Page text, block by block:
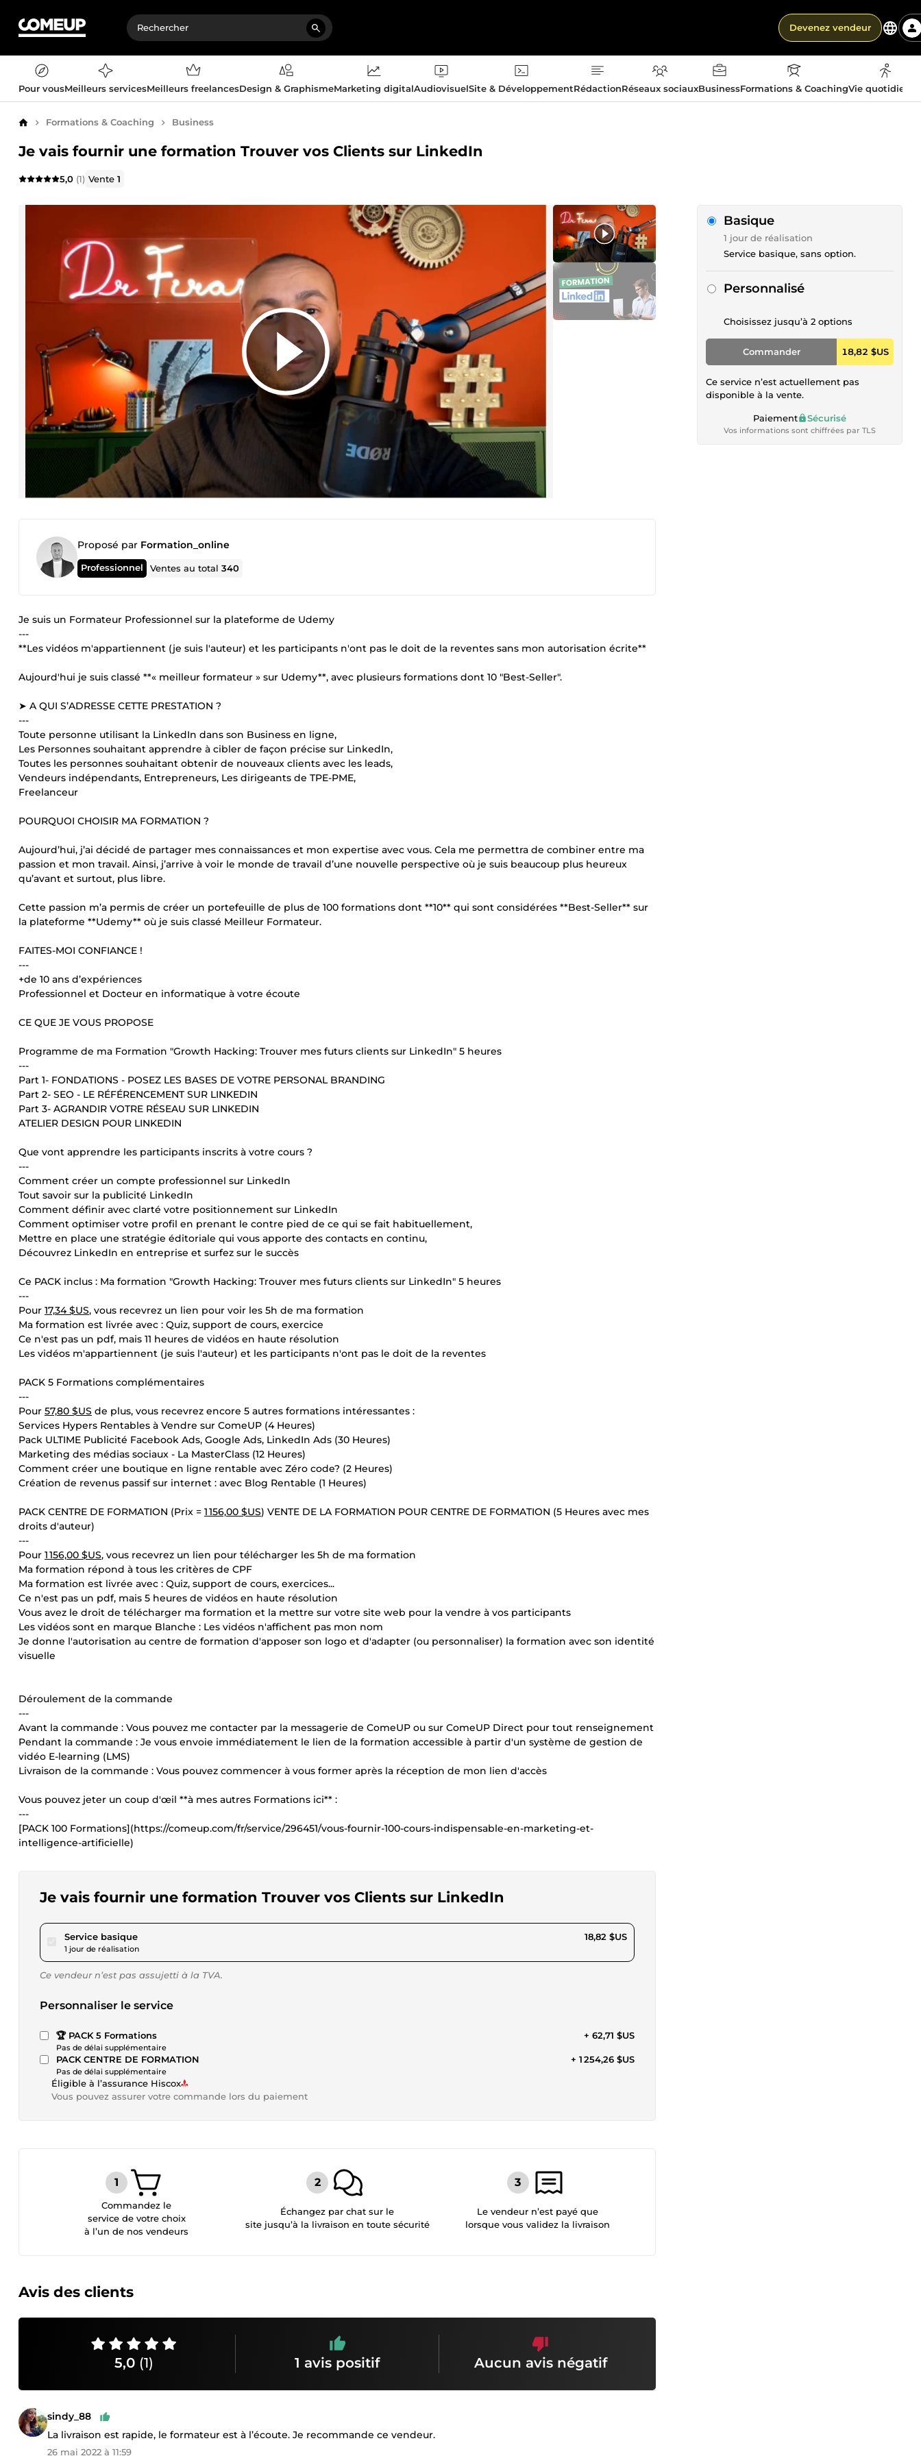
Devenez vendeur
Pour vousMeilleurs servicesMeilleurs freelancesDesign & GraphismeMarketing digitalAudiovisuelSite & DéveloppementRédactionRéseaux sociauxBusinessFormations & CoachingVie
AccueilFormations & Coaching Business
Je vais fournir une formation Trouver vos Clients sur LinkedIn
5,0 (1) Vente1
Proposé par Formation_online
Professionnel Ventes au total340
Je suis un Formateur Professionnel sur la plateforme de Udemy
---
**Les vidéos m'appartiennent (je suis l'auteur) et les participants n'ont pas le doit de la reventes sans mon autorisation écrite**
Aujourd'hui je suis classé **« meilleur formateur » sur Udemy**, avec plusieurs formations dont 10 "Best-Seller".
➤ A QUI S’ADRESSE CETTE PRESTATION ?
---
Toute personne utilisant la LinkedIn dans son Business en ligne,
Les Personnes souhaitant apprendre à cibler de façon précise sur LinkedIn,
Toutes les personnes souhaitant obtenir de nouveaux clients avec les leads,
Vendeurs indépendants, Entrepreneurs, Les dirigeants de TPE-PME,
Freelanceur
POURQUOI CHOISIR MA FORMATION ?
Aujourd’hui, j’ai décidé de partager mes connaissances et mon expertise avec vous. Cela me permettra de combiner entre ma
passion et mon travail. Ainsi, j’arrive à voir le monde de travail d’une nouvelle perspective où je suis beaucoup plus heureux
qu’avant et surtout, plus libre.
Cette passion m’a permis de créer un portefeuille de plus de 100 formations dont **10** qui sont considérées **Best-Seller** sur
la plateforme **Udemy** où je suis classé Meilleur Formateur.
FAITES-MOI CONFIANCE !
---
+de 10 ans d’expériences
Professionnel et Docteur en informatique à votre écoute
CE QUE JE VOUS PROPOSE
Programme de ma Formation "Growth Hacking: Trouver mes futurs clients sur LinkedIn" 5 heures
---
Part 1- FONDATIONS - POSEZ LES BASES DE VOTRE PERSONAL BRANDING
Part 2- SEO - LE RÉFÉRENCEMENT SUR LINKEDIN
Part 3- AGRANDIR VOTRE RÉSEAU SUR LINKEDIN
ATELIER DESIGN POUR LINKEDIN
Que vont apprendre les participants inscrits à votre cours ?
---
Comment créer un compte professionnel sur LinkedIn
Tout savoir sur la publicité LinkedIn
Comment définir avec clarté votre positionnement sur LinkedIn
Comment optimiser votre profil en prenant le contre pied de ce qui se fait habituellement,
Mettre en place une stratégie éditoriale qui vous apporte des contacts en continu,
Découvrez LinkedIn en entreprise et surfez sur le succès
Ce PACK inclus : Ma formation "Growth Hacking: Trouver mes futurs clients sur LinkedIn" 5 heures
---
Pour 17,34 $US, vous recevrez un lien pour voir les 5h de ma formation
Ma formation est livrée avec : Quiz, support de cours, exercice
Ce n'est pas un pdf, mais 11 heures de vidéos en haute résolution
Les vidéos m'appartiennent (je suis l'auteur) et les participants n'ont pas le doit de la reventes
PACK 5 Formations complémentaires
---
Pour 57,80 $US de plus, vous recevrez encore 5 autres formations intéressantes :
Services Hypers Rentables à Vendre sur ComeUP (4 Heures)
Pack ULTIME Publicité Facebook Ads, Google Ads, LinkedIn Ads (30 Heures)
Marketing des médias sociaux - La MasterClass (12 Heures)
Comment créer une boutique en ligne rentable avec Zéro code? (2 Heures)
Création de revenus passif sur internet : avec Blog Rentable (1 Heures)
PACK CENTRE DE FORMATION (Prix = 1 156,00 $US) VENTE DE LA FORMATION POUR CENTRE DE FORMATION (5 Heures avec mes
droits d'auteur)
---
Pour 1 156,00 $US, vous recevrez un lien pour télécharger les 5h de ma formation
Ma formation répond à tous les critères de CPF
Ma formation est livrée avec : Quiz, support de cours, exercices...
Ce n'est pas un pdf, mais 5 heures de vidéos en haute résolution
Vous avez le droit de télécharger ma formation et la mettre sur votre site web pour la vendre à vos participants
Les vidéos sont en marque Blanche : Les vidéos n'affichent pas mon nom
Je donne l'autorisation au centre de formation d'apposer son logo et d'adapter (ou personnaliser) la formation avec son identité
visuelle
Déroulement de la commande
---
Avant la commande : Vous pouvez me contacter par la messagerie de ComeUP ou sur ComeUP Direct pour tout renseignement
Pendant la commande : Je vous envoie immédiatement le lien de la formation accessible à partir d'un système de gestion de
vidéo E-learning (LMS)
Livraison de la commande : Vous pouvez commencer à vous former après la réception de mon lien d'accès
Vous pouvez jeter un coup d'œil **à mes autres Formations ici** :
---
[PACK 100 Formations](https://comeup.com/fr/service/296451/vous-fournir-100-cours-indispensable-en-marketing-et-
intelligence-artificielle)
Je vais fournir une formation Trouver vos Clients sur LinkedIn
Service basiquepour 17,34 $US
1 jour de réalisation
18,82 $US
Ce vendeur n’est pas assujetti à la TVA.
Personnaliser le service
🏆 PACK 5 Formations
Pas de délai supplémentaire
+ 62,71 $US
PACK CENTRE DE FORMATION
Pas de délai supplémentaire
+ 1 254,26 $US
Éligible à l’assurance Hiscox
Vous pouvez assurer votre commande lors du paiement
Basique
1 jour de réalisation
Service basique, sans option.
Personnalisé
Choisissez jusqu’à 2 options
Commander 18,82 $US
Ce service n’est actuellement pas
disponible à la vente.
Paiement Sécurisé
Vos informations sont chiffrées par TLS
Commandez le
service de votre choix
à l’un de nos vendeurs
Échangez par chat sur le
site jusqu’à la livraison en toute sécurité
Le vendeur n’est payé que
lorsque vous validez la livraison
Avis des clients
5,0 (1) 1 avis positif Aucun avis négatif
sindy_88
La livraison est rapide, le formateur est à l’écoute. Je recommande ce vendeur.
26 mai 2022 à 11:59